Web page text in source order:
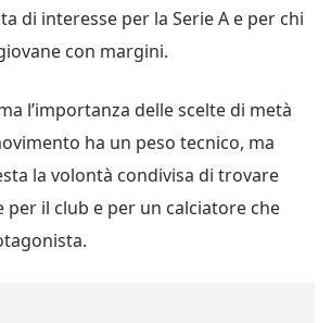
di interesse per la Serie A e per chi
con margini.
l’importanza delle scelte di metà
ha un peso tecnico, ma
la volontà condivisa di trovare
per il club e per un calciatore che